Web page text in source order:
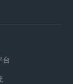
台